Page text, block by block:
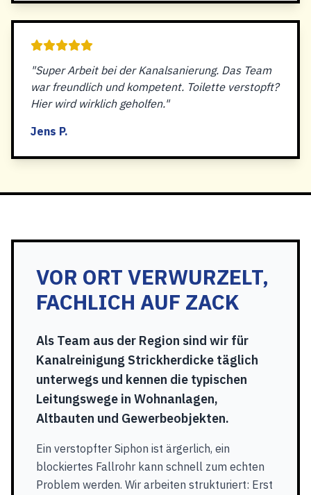
"Super Arbeit bei der Kanalsanierung. Das Team
war freundlich und kompetent. Toilette verstopft?
Hier wird wirklich geholfen."
Jens P.
VOR ORT VERWURZELT,
FACHLICH AUF ZACK
Als Team aus der Region sind wir für
Kanalreinigung Strickherdicke täglich
unterwegs und kennen die typischen
Leitungswege in Wohnanlagen,
Altbauten und Gewerbeobjekten.
Ein verstopfter Siphon ist ärgerlich, ein
blockiertes Fallrohr kann schnell zum echten
Problem werden. Wir arbeiten strukturiert: Erst